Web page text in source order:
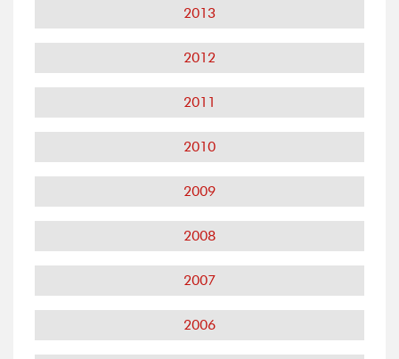
2013
2012
2011
2010
2009
2008
2007
2006